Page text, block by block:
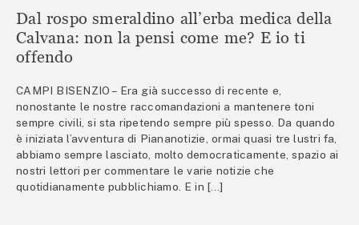
Dal rospo smeraldino all’erba medica della
Calvana: non la pensi come me? E io ti
offendo
CAMPI BISENZIO – Era già successo di recente e,
nonostante le nostre raccomandazioni a mantenere toni
sempre civili, si sta ripetendo sempre più spesso. Da quando
è iniziata l’avventura di Piananotizie, ormai quasi tre lustri fa,
abbiamo sempre lasciato, molto democraticamente, spazio ai
nostri lettori per commentare le varie notizie che
quotidianamente pubblichiamo. E in […]